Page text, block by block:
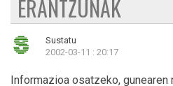
ERANTZUNAK
Sustatu
2002-03-11 : 20:17
Informazioa osatzeko, gunearen